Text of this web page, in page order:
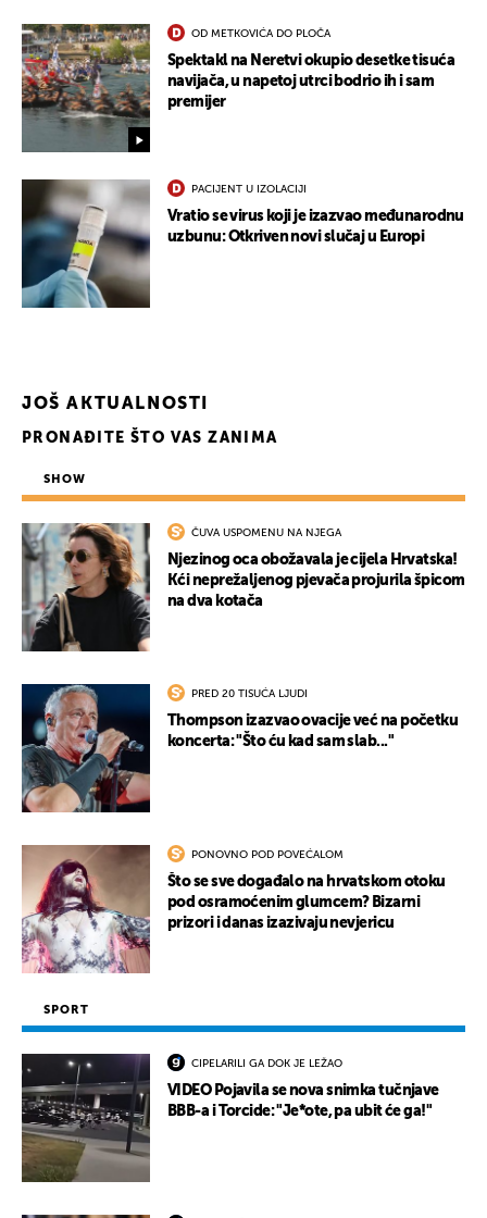
OD METKOVIĆA DO PLOČA
Spektakl na Neretvi okupio desetke tisuća
navijača, u napetoj utrci bodrio ih i sam
premijer
PACIJENT U IZOLACIJI
Vratio se virus koji je izazvao međunarodnu
uzbunu: Otkriven novi slučaj u Europi
JOŠ AKTUALNOSTI
PRONAĐITE ŠTO VAS ZANIMA
SHOW
ČUVA USPOMENU NA NJEGA
Njezinog oca obožavala je cijela Hrvatska!
Kći neprežaljenog pjevača projurila špicom
na dva kotača
PRED 20 TISUĆA LJUDI
Thompson izazvao ovacije već na početku
koncerta: "Što ću kad sam slab..."
PONOVNO POD POVEĆALOM
Što se sve događalo na hrvatskom otoku
pod osramoćenim glumcem? Bizarni
prizori i danas izazivaju nevjericu
SPORT
CIPELARILI GA DOK JE LEŽAO
VIDEO Pojavila se nova snimka tučnjave
BBB-a i Torcide: "Je*ote, pa ubit će ga!"